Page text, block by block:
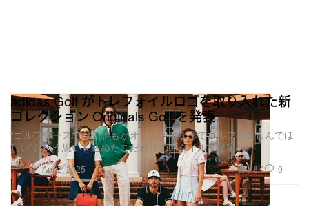
ゴルフ
adidas Golf がトレフォイルロゴを取り入れた新
コレクション Originals Golf を発表
“ゴルフコースでは、誰もがオリジナルな形でゴルフを楽しんでほ
しい”という思いを込めたこだわりのスタイルを提案
Apr 2, 2025 1.8K 0